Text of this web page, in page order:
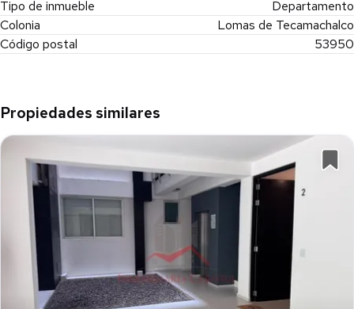
Tipo de inmueble
Departamento
Colonia
Lomas de Tecamachalco
Código postal
53950
Propiedades similares